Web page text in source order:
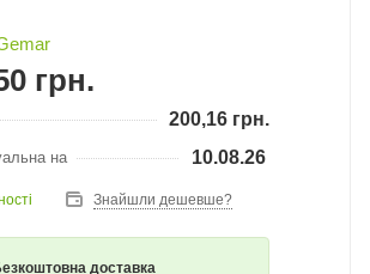
грн.
200,16 грн.
на 10.08.26
Знайшли дешевше?
доставка